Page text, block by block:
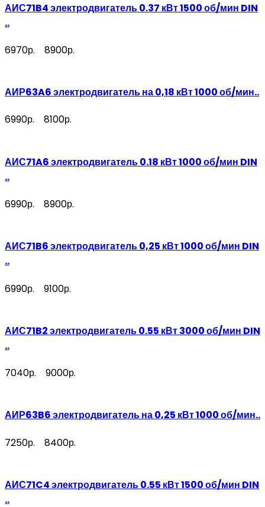
АИС71B4 электродвигатель 0.37 кВт 1500 об/мин DIN
..
6970р. 8900р.
АИР63A6 электродвигатель на 0,18 кВт 1000 об/мин..
6990р. 8100р.
АИС71A6 электродвигатель 0.18 кВт 1000 об/мин DIN
..
6990р. 8900р.
АИС71B6 электродвигатель 0,25 кВт 1000 об/мин DIN
..
6990р. 9100р.
АИС71B2 электродвигатель 0.55 кВт 3000 об/мин DIN
..
7040р. 9000р.
АИР63B6 электродвигатель на 0,25 кВт 1000 об/мин..
7250р. 8400р.
АИС71C4 электродвигатель 0.55 кВт 1500 об/мин DIN
..